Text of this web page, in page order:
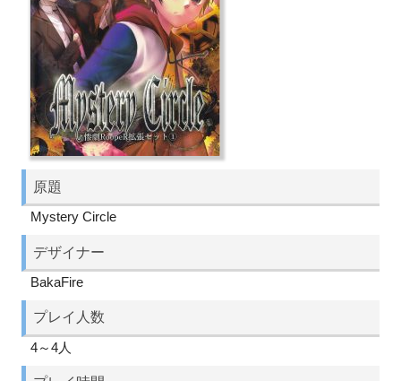
原題
Mystery Circle
デザイナー
BakaFire
プレイ人数
4～4人